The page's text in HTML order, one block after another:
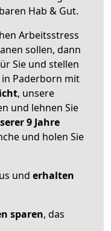
Hab & Gut.
Arbeitsstress
sollen, dann
Sie und stellen
in Paderborn mit
, unsere
und lehnen Sie
9 Jahre
und holen Sie
und erhalten
sparen, das